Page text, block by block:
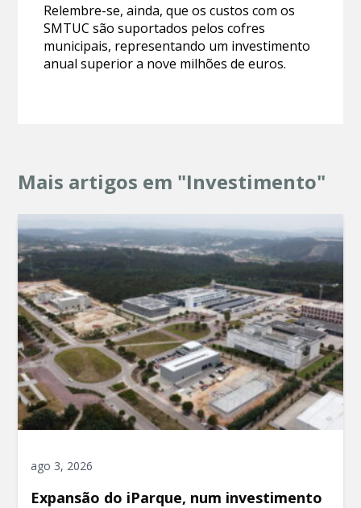
Relembre-se, ainda, que os custos com os
SMTUC são suportados pelos cofres
municipais, representando um investimento
anual superior a nove milhões de euros.
Mais artigos em "Investimento"
ago 3, 2026
Expansão do iParque, num investimento